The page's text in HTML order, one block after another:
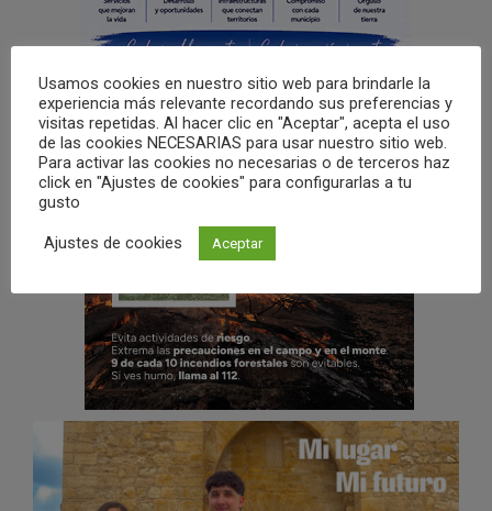
Usamos cookies en nuestro sitio web para brindarle la
experiencia más relevante recordando sus preferencias y
visitas repetidas. Al hacer clic en "Aceptar", acepta el uso
de las cookies NECESARIAS para usar nuestro sitio web.
Para activar las cookies no necesarias o de terceros haz
click en "Ajustes de cookies" para configurarlas a tu
gusto
Ajustes de cookies Aceptar